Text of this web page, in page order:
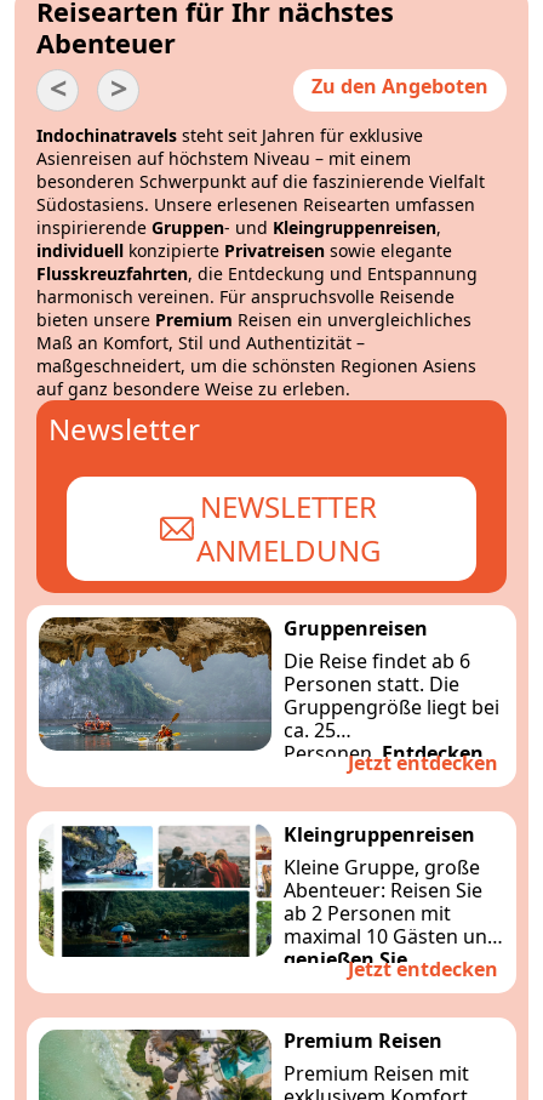
Reisearten für Ihr nächstes
Abenteuer
< > Zu den Angeboten
Indochinatravels steht seit Jahren für exklusive
Asienreisen auf höchstem Niveau – mit einem
besonderen Schwerpunkt auf die faszinierende Vielfalt
Südostasiens. Unsere erlesenen Reisearten umfassen
inspirierende Gruppen- und Kleingruppenreisen,
individuell konzipierte Privatreisen sowie elegante
Flusskreuzfahrten, die Entdeckung und Entspannung
harmonisch vereinen. Für anspruchsvolle Reisende
bieten unsere Premium Reisen ein unvergleichliches
Maß an Komfort, Stil und Authentizität –
maßgeschneidert, um die schönsten Regionen Asiens
auf ganz besondere Weise zu erleben.
Newsletter
NEWSLETTER
ANMELDUNG
Gruppenreisen
Die Reise findet ab 6
Personen statt. Die
Gruppengröße liegt bei
ca. 25
Personen.Entdecken
Sie Südostasien
komfortabel mit
Indochinatravels
Jetzt entdecken
Kleingruppenreisen
Kleine Gruppe, große
Abenteuer: Reisen Sie
ab 2 Personen mit
maximal 10 Gästen und
genießen Sie
Südostasien
gemütlich.
Jetzt entdecken
Premium Reisen
Premium Reisen mit